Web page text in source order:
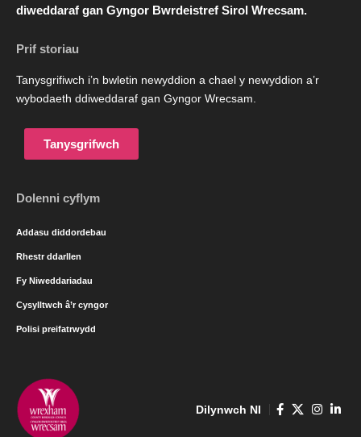
diweddaraf gan Gyngor Bwrdeistref Sirol Wrecsam.
Prif storiau
Tanysgrifiwch i’n bwletin newyddion a chael y newyddion a’r
wybodaeth ddiweddaraf gan Gyngor Wrecsam.
Tanysgrifwch
Dolenni cyflym
Addasu diddordebau
Rhestr ddarllen
Fy Niweddariadau
Cysylltwch â’r cyngor
Polisi preifatrwydd
Dilynwch NI